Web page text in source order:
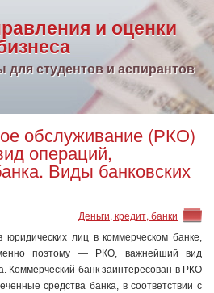
и оценки
студентов и аспирантов
обслуживание (РКО)
операций,
Виды банковских
Деньги, кредит, банки
лиц в коммерческом банке,
поэтому — РКО, важнейший вид
Коммерческий банк заинтересован в РКО
средства банка, в соответствии с